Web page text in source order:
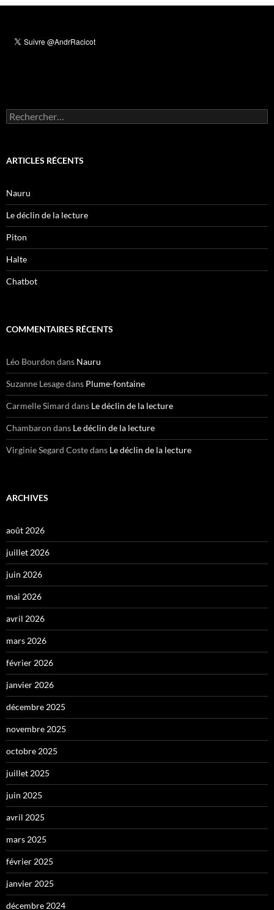
Rechercher :
ARTICLES RÉCENTS
Nauru
Le déclin de la lecture
Piton
Halte
Chatbot
COMMENTAIRES RÉCENTS
Léo Bourdon dans Nauru
Suzanne Lesagedans Plume-fontaine
Carmelle Simard dans Le déclin de la lecture
Chambaron dans Le déclin de la lecture
Virginie Segard Costedans Le déclin de la lecture
ARCHIVES
août 2026
juillet 2026
juin 2026
mai 2026
avril 2026
mars 2026
février 2026
janvier 2026
décembre 2025
novembre 2025
octobre 2025
juillet 2025
juin 2025
avril 2025
mars 2025
février 2025
janvier 2025
décembre 2024